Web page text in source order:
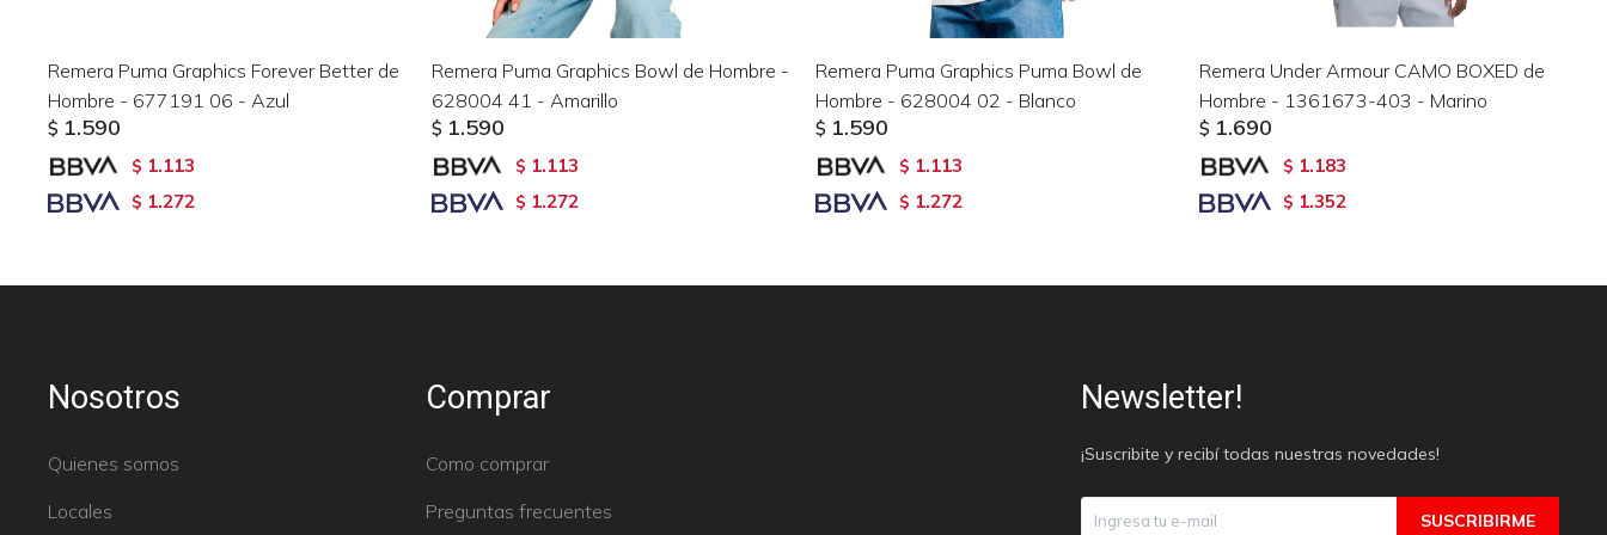
Remera Puma Graphics Forever Better de
Hombre - 677191 06 - Azul
$ 1.590
$ 1.113
$ 1.272
Remera Puma Graphics Bowl de Hombre -
628004 41 - Amarillo
$ 1.590
$ 1.113
$ 1.272
Remera Puma Graphics Puma Bowl de
Hombre - 628004 02 - Blanco
$ 1.590
$ 1.113
$ 1.272
Remera Under Armour CAMO BOXED de
Hombre - 1361673-403 - Marino
$ 1.690
$ 1.183
$ 1.352
Nosotros
Quienes somos
Locales
Comprar
Como comprar
Preguntas frecuentes
Newsletter!
¡Suscribite y recibí todas nuestras novedades!
SUSCRIBIRME